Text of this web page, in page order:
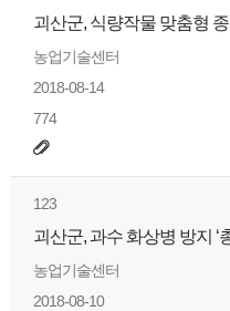
괴산군, 식량작물 맞춤형
농업기술센터
2018-08-14
774
123
괴산군, 과수 화상병 방지 ‘
농업기술센터
2018-08-10